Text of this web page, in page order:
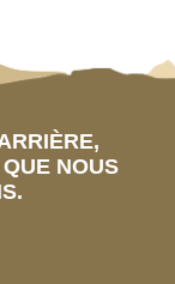
NOUS